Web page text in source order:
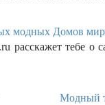
модных Домов
расскажет тебе
Модный